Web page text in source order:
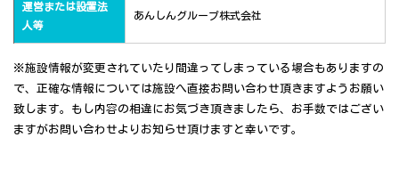
運営または設置法
人等
あんしんグループ株式会社
※施設情報が変更されていたり間違ってしまっている場合もありますの
で、正確な情報については施設へ直接お問い合わせ頂きますようお願い
致します。もし内容の相違にお気づき頂きましたら、お手数ではござい
ますがお問い合わせよりお知らせ頂けますと幸いです。